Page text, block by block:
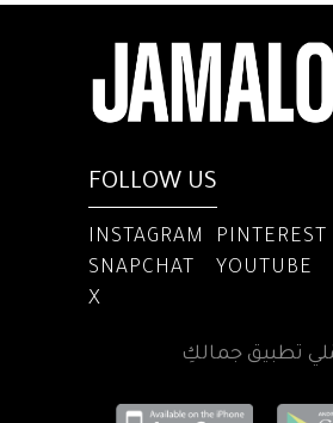
FOLLOW US
INSTAGRAM PINTEREST
SNAPCHAT
YOUTUBE
X
تطبيق جمالكِ